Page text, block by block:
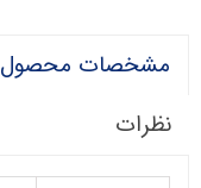
مشخصات محصول
نظرات